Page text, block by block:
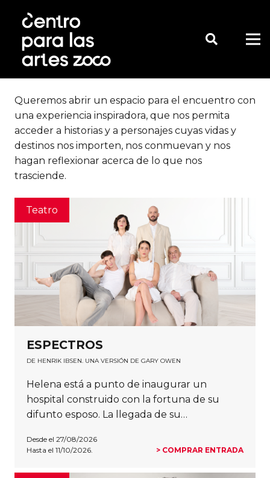
Queremos abrir un espacio para el encuentro con
una experiencia inspiradora, que nos permita
acceder a historias y a personajes cuyas vidas y
destinos nos importen, nos conmuevan y nos
hagan reflexionar acerca de lo que nos
trasciende.
Teatro
ESPECTROS
DE HENRIK IBSEN. UNA VERSIÓN DE GARY OWEN
Helena está a punto de inaugurar un
hospital construido con la fortuna de su
difunto esposo. La llegada de su…
Desde el 27/08/2026
Hasta el 11/10/2026.
> COMPRAR ENTRADA